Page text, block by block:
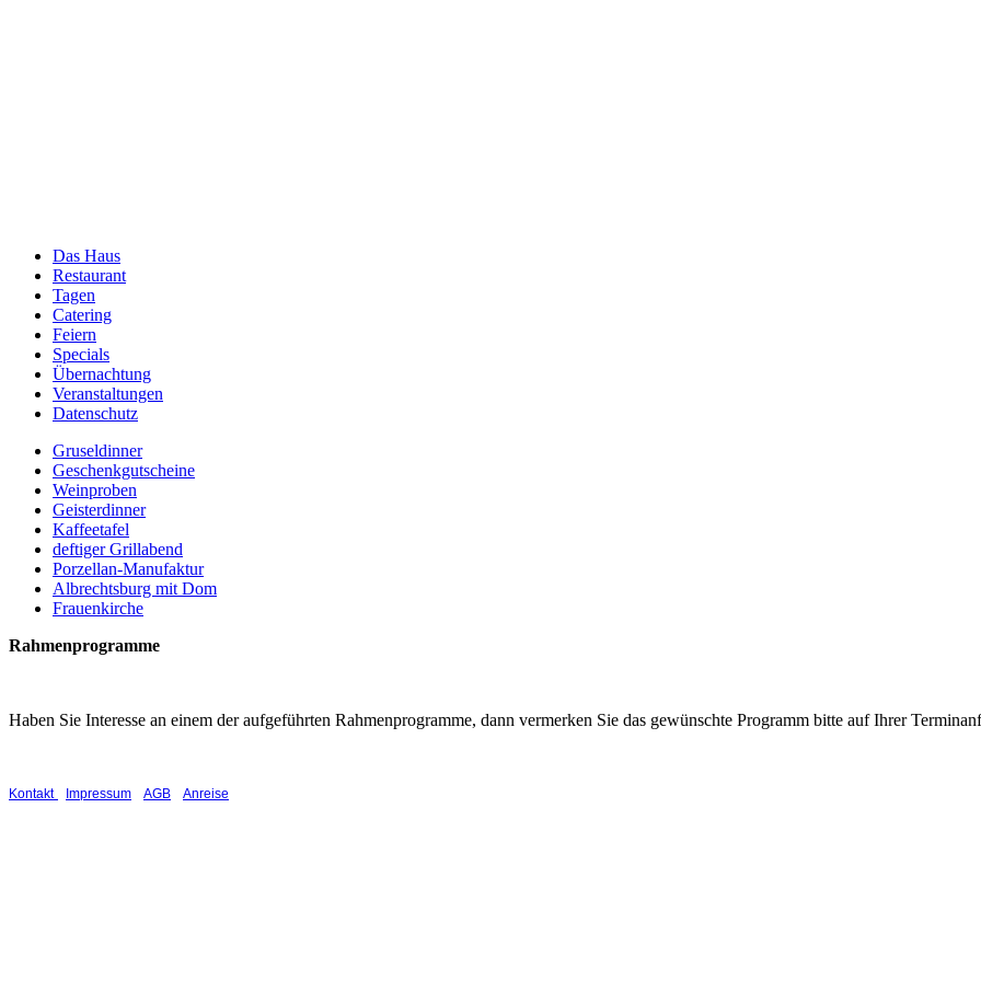
Das Haus
Restaurant
Tagen
Catering
Feiern
Specials
Übernachtung
Veranstaltungen
Datenschutz
Gruseldinner
Geschenkgutscheine
Weinproben
Geisterdinner
Kaffeetafel
deftiger Grillabend
Porzellan-Manufaktur
Albrechtsburg mit Dom
Frauenkirche
Rahmenprogramme
Haben Sie Interesse an einem der aufgeführten Rahmenprogramme, dann vermerken Sie das gewünschte Programm bitte auf Ihrer
Kontakt Impressum AGB Anreise